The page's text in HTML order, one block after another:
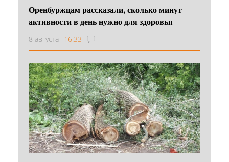
Оренбуржцам рассказали, сколько минут
активности в день нужно для здоровья
8 августа 16:33